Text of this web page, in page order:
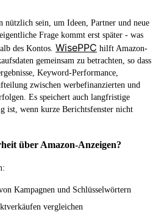
nützlich sein, um Ideen, Partner und neue
Frage kommt erst später - was
des Kontos. WisePPC hilft Amazon-
gemeinsam zu betrachten, so dass
Keyword-Performance,
zwischen werbefinanzierten und
Es speichert auch langfristige
ist, wenn kurze Berichtsfenster nicht
über Amazon-Anzeigen?
Kampagnen und Schlüsselwörtern
vergleichen